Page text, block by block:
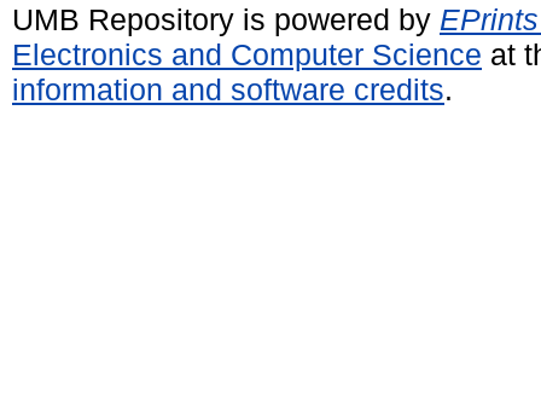
UMB Repository is powered by
Electronics and Computer Science at
information and software credits.